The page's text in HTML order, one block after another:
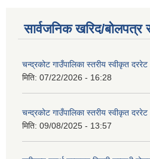
सार्वजनिक खरिद/बोलपत्र
चन्द्रकोट गाउँपालिका स्तरीय स्वीकृत
मिति: 07/22/2026 - 16:28
चन्द्रकोट गाउँपालिका स्तरीय स्वीकृत
मिति: 09/08/2025 - 13:57